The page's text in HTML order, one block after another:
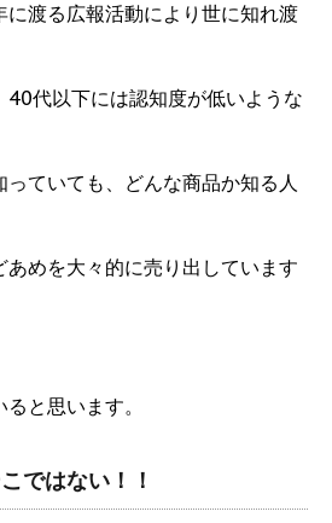
に渡る広報活動により世に知れ渡
40代以下には認知度が低いような
ていても、どんな商品か知る人
めを大々的に売り出しています
と思います。
ではない！！